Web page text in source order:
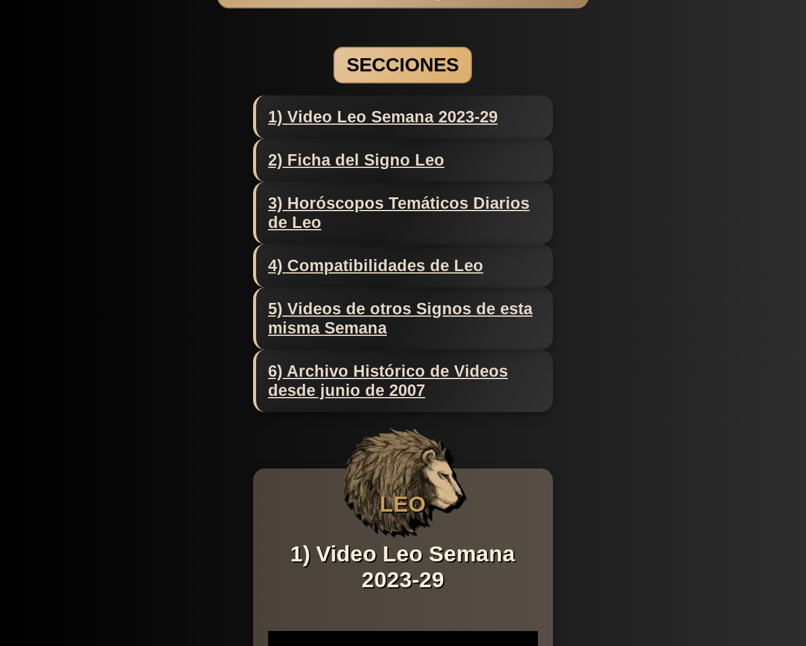
SECCIONES
1) Video Leo Semana 2023-29
2) Ficha del Signo Leo
3) Horóscopos Temáticos Diarios
de Leo
4) Compatibilidades de Leo
5) Videos de otros Signos de esta
misma Semana
6) Archivo Histórico de Videos
desde junio de 2007
LEO
1) Video Leo Semana
2023-29